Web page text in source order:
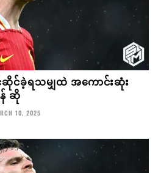
ဆို
10, 2025